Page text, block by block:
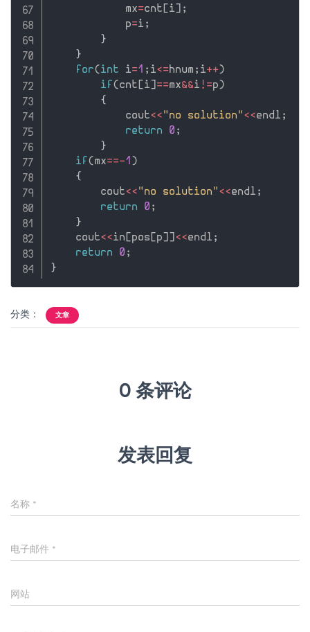
            mx
=cnt [i] ;
            p
=i ;
}
}
for(int i=1 ; i<=hnum ; i++)
if (cnt [i] ==mx&&i !=p)
{
            cout
<< "no solution" <<endl ;
return
0 ;
}
if (mx==-1 )
{
        cout
<< "no solution" <<endl ;
return
0 ;
}
    cout
<<in [pos [p] ] <<endl ;
return
0 ;
}
分类： 文章
0 条评论
发表回复
名称 *
电子邮件 *
网站